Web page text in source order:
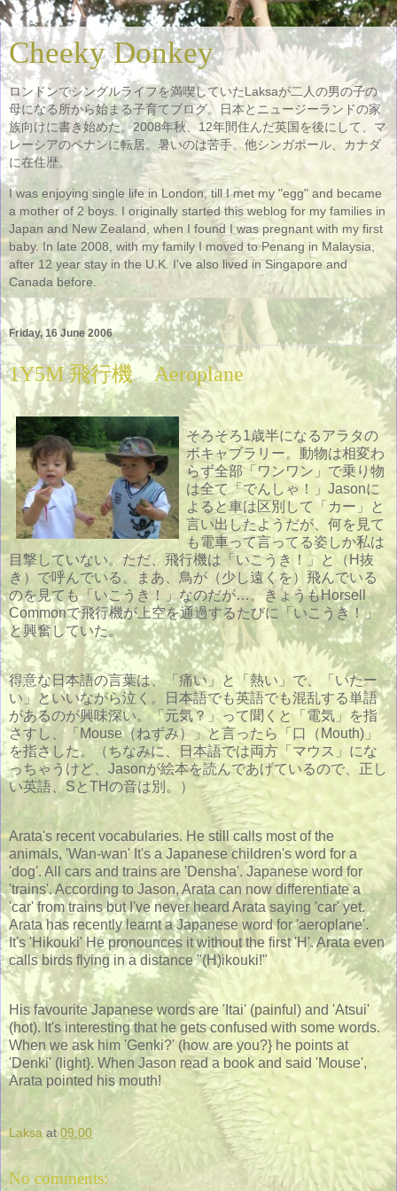
Cheeky Donkey
ロンドンでシングルライフを満喫していたLaksaが二人の男の子の
母になる所から始まる子育てブログ。日本とニュージーランドの家
族向けに書き始めた。2008年秋、12年間住んだ英国を後にして、マ
レーシアのペナンに転居。暑いのは苦手。他シンガポール、カナダ
に在住歴。
I was enjoying single life in London, till I met my "egg" and became
a mother of 2 boys. I originally started this weblog for my families in
Japan and New Zealand, when I found I was pregnant with my first
baby. In late 2008, with my family I moved to Penang in Malaysia,
after 12 year stay in the U.K. I've also lived in Singapore and
Canada before.
Friday, 16 June 2006
1Y5M 飛行機 Aeroplane
そろそろ1歳半になるアラタの
ボキャブラリー。動物は相変わ
らず全部「ワンワン」で乗り物
は全て「でんしゃ！」Jasonに
よると車は区別して「カー」と
言い出したようだが、何を見て
も電車って言ってる姿しか私は
目撃していない。ただ、飛行機は「いこうき！」と（H抜
き）で呼んでいる。まあ、鳥が（少し遠くを）飛んでいる
のを見ても「いこうき！」なのだが…。きょうもHorsell
Commonで飛行機が上空を通過するたびに「いこうき！」
と興奮していた。
得意な日本語の言葉は、「痛い」と「熱い」で、「いたー
い」といいながら泣く。日本語でも英語でも混乱する単語
があるのが興味深い。「元気？」って聞くと「電気」を指
さすし、「Mouse（ねずみ）」と言ったら「口（Mouth)」
を指さした。（ちなみに、日本語では両方「マウス」にな
っちゃうけど、Jasonが絵本を読んであげているので、正し
い英語、SとTHの音は別。）
Arata's recent vocabularies. He still calls most of the
animals, 'Wan-wan' It's a Japanese children's word for a
'dog'. All cars and trains are 'Densha'. Japanese word for
'trains'. According to Jason, Arata can now differentiate a
'car' from trains but I've never heard Arata saying 'car' yet.
Arata has recently learnt a Japanese word for 'aeroplane'.
It's 'Hikouki' He pronounces it without the first 'H'. Arata even
calls birds flying in a distance "(H)ikouki!"
His favourite Japanese words are 'Itai' (painful) and 'Atsui'
(hot). It's interesting that he gets confused with some words.
When we ask him 'Genki?' (how are you?} he points at
'Denki' (light}. When Jason read a book and said 'Mouse',
Arata pointed his mouth!
Laksa at 09:00
No comments: